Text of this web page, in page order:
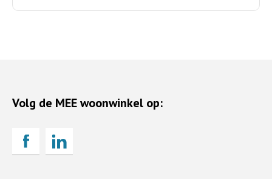
Volg de MEE woonwinkel op: